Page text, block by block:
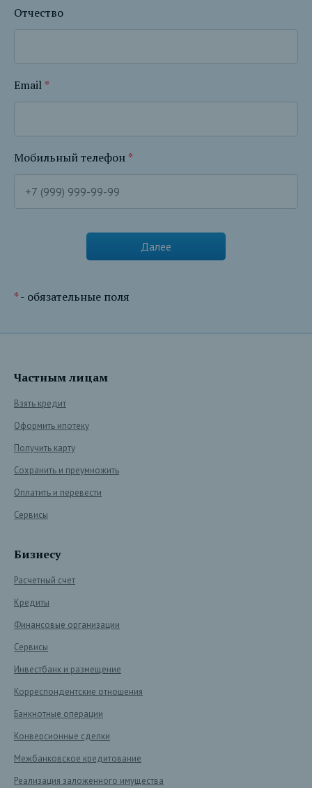
Отчество
Email *
Мобильный телефон *
*- обязательные поля
Частным лицам
Взять кредит
Оформить ипотеку
Получить карту
Сохранить и преумножить
Оплатить и перевести
Сервисы
Бизнесу
Расчетный счет
Кредиты
Финансовые организации
Сервисы
Инвестбанк и размещение
Корреспондентские отношения
Банкнотные операции
Конверсионные сделки
Межбанковское кредитование
Реализация заложенного имущества